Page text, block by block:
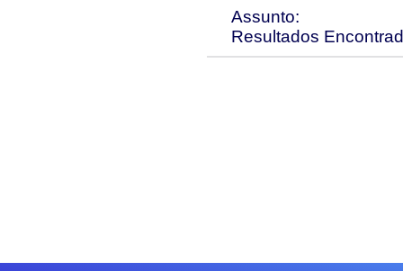
Assunto:
Resultados